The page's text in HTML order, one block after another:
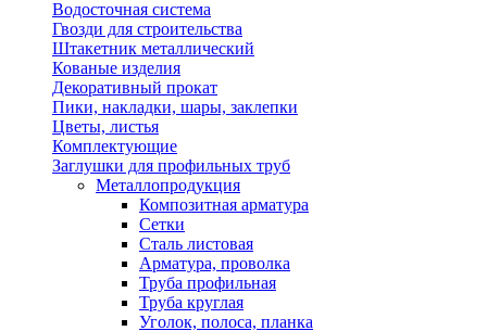
Водосточная система
Гвозди для строительства
Штакетник металлический
Кованые изделия
Декоративный прокат
Пики, накладки, шары, заклепки
Цветы, листья
Комплектующие
Заглушки для профильных труб
Металлопродукция
Композитная арматура
Сетки
Сталь листовая
Арматура, проволка
Труба профильная
Труба круглая
Уголок, полоса, планка